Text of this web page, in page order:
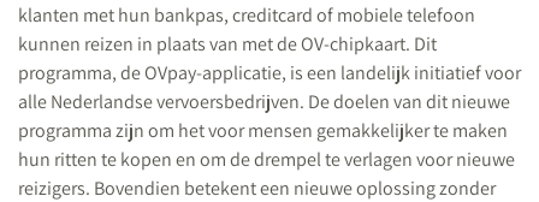
klanten met hun bankpas, creditcard of mobiele telefoon
kunnen reizen in plaats van met de OV-chipkaart. Dit
programma, de OVpay-applicatie, is een landelijk initiatief voor
alle Nederlandse vervoersbedrijven. De doelen van dit nieuwe
programma zijn om het voor mensen gemakkelijker te maken
hun ritten te kopen en om de drempel te verlagen voor nieuwe
reizigers. Bovendien betekent een nieuwe oplossing zonder